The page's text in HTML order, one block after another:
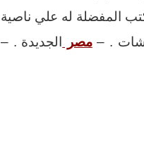
حلوان 2009 ( أفضل شاعر ) الكتب المفضلة له علي ناصية
. –مصر
الجديدة . –